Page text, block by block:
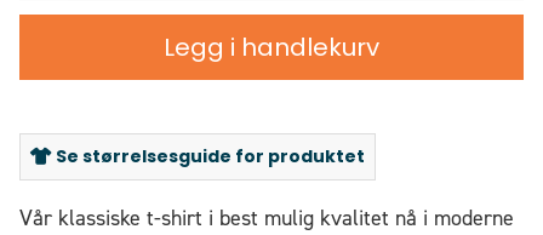
Legg i handlekurv
Se størrelsesguide for produktet
Vår klassiske t-shirt i best mulig kvalitet nå i moderne